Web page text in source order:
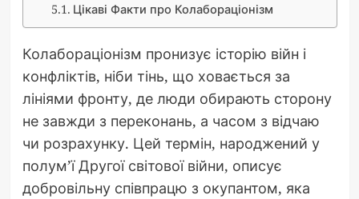
Цікаві Факти про Колабораціонізм
Колабораціонізм пронизує історію війн і
конфліктів, ніби тінь, що ховається за
лініями фронту, де люди обирають сторону
не завжди з переконань, а часом з відчаю
чи розрахунку. Цей термін, народжений у
полум’ї Другої світової війни, описує
добровільну співпрацю з окупантом, яка